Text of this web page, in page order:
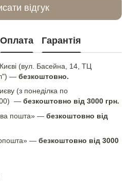
відгук
Оплата Гарантія
(вул. Басейна, 14, ТЦ
— безкоштовно.
(з понеділка по
— безкоштовно від 3000 грн.
пошта» — безкоштовно від
— безкоштовно від 3000